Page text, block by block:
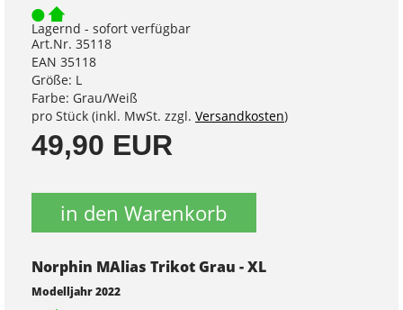
Lagernd - sofort verfügbar
Art.Nr. 35118
EAN 35118
Größe: L
Farbe: Grau/Weiß
pro Stück (inkl. MwSt. zzgl. Versandkosten)
49,90 EUR
in den Warenkorb
Norphin MAlias Trikot Grau - XL
Modelljahr 2022